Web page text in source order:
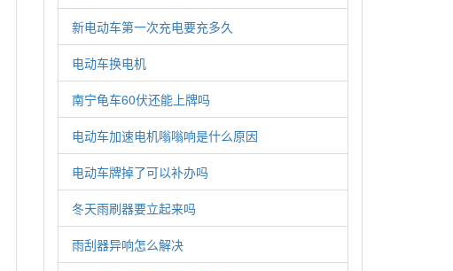
新电动车第一次充电要充多久
电动车换电机
南宁龟车60伏还能上牌吗
电动车加速电机嗡嗡响是什么原因
电动车牌掉了可以补办吗
冬天雨刷器要立起来吗
雨刮器异响怎么解决